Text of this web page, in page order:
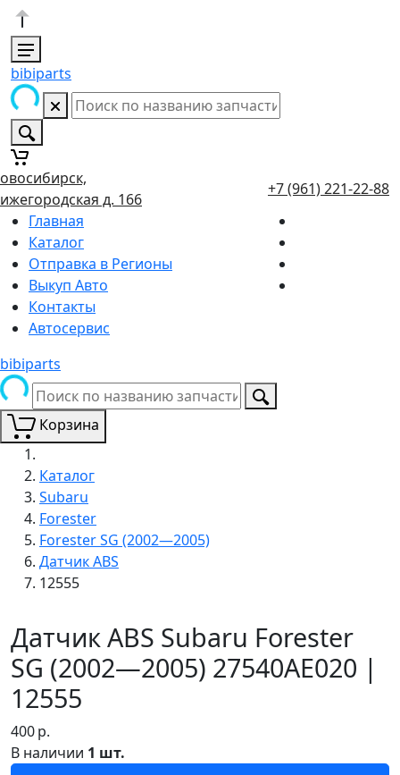
bibiparts
д. 166
+7 (961) 221-22-88
Главная
Каталог
Отправка в Регионы
Выкуп Авто
Контакты
Автосервис
bibiparts
Корзина
Каталог
Subaru
Forester
Forester SG (2002—2005)
Датчик ABS
12555
Датчик ABS Subaru Forester
SG (2002—2005) 27540AE020 |
12555
400р.
В наличии 1 шт.